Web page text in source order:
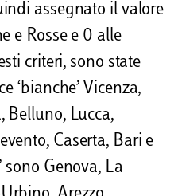
assegnato il valore
e Rosse e 0 alle
criteri, sono state
‘bianche’ Vicenza,
Belluno, Lucca,
Caserta, Bari e
sono Genova, La